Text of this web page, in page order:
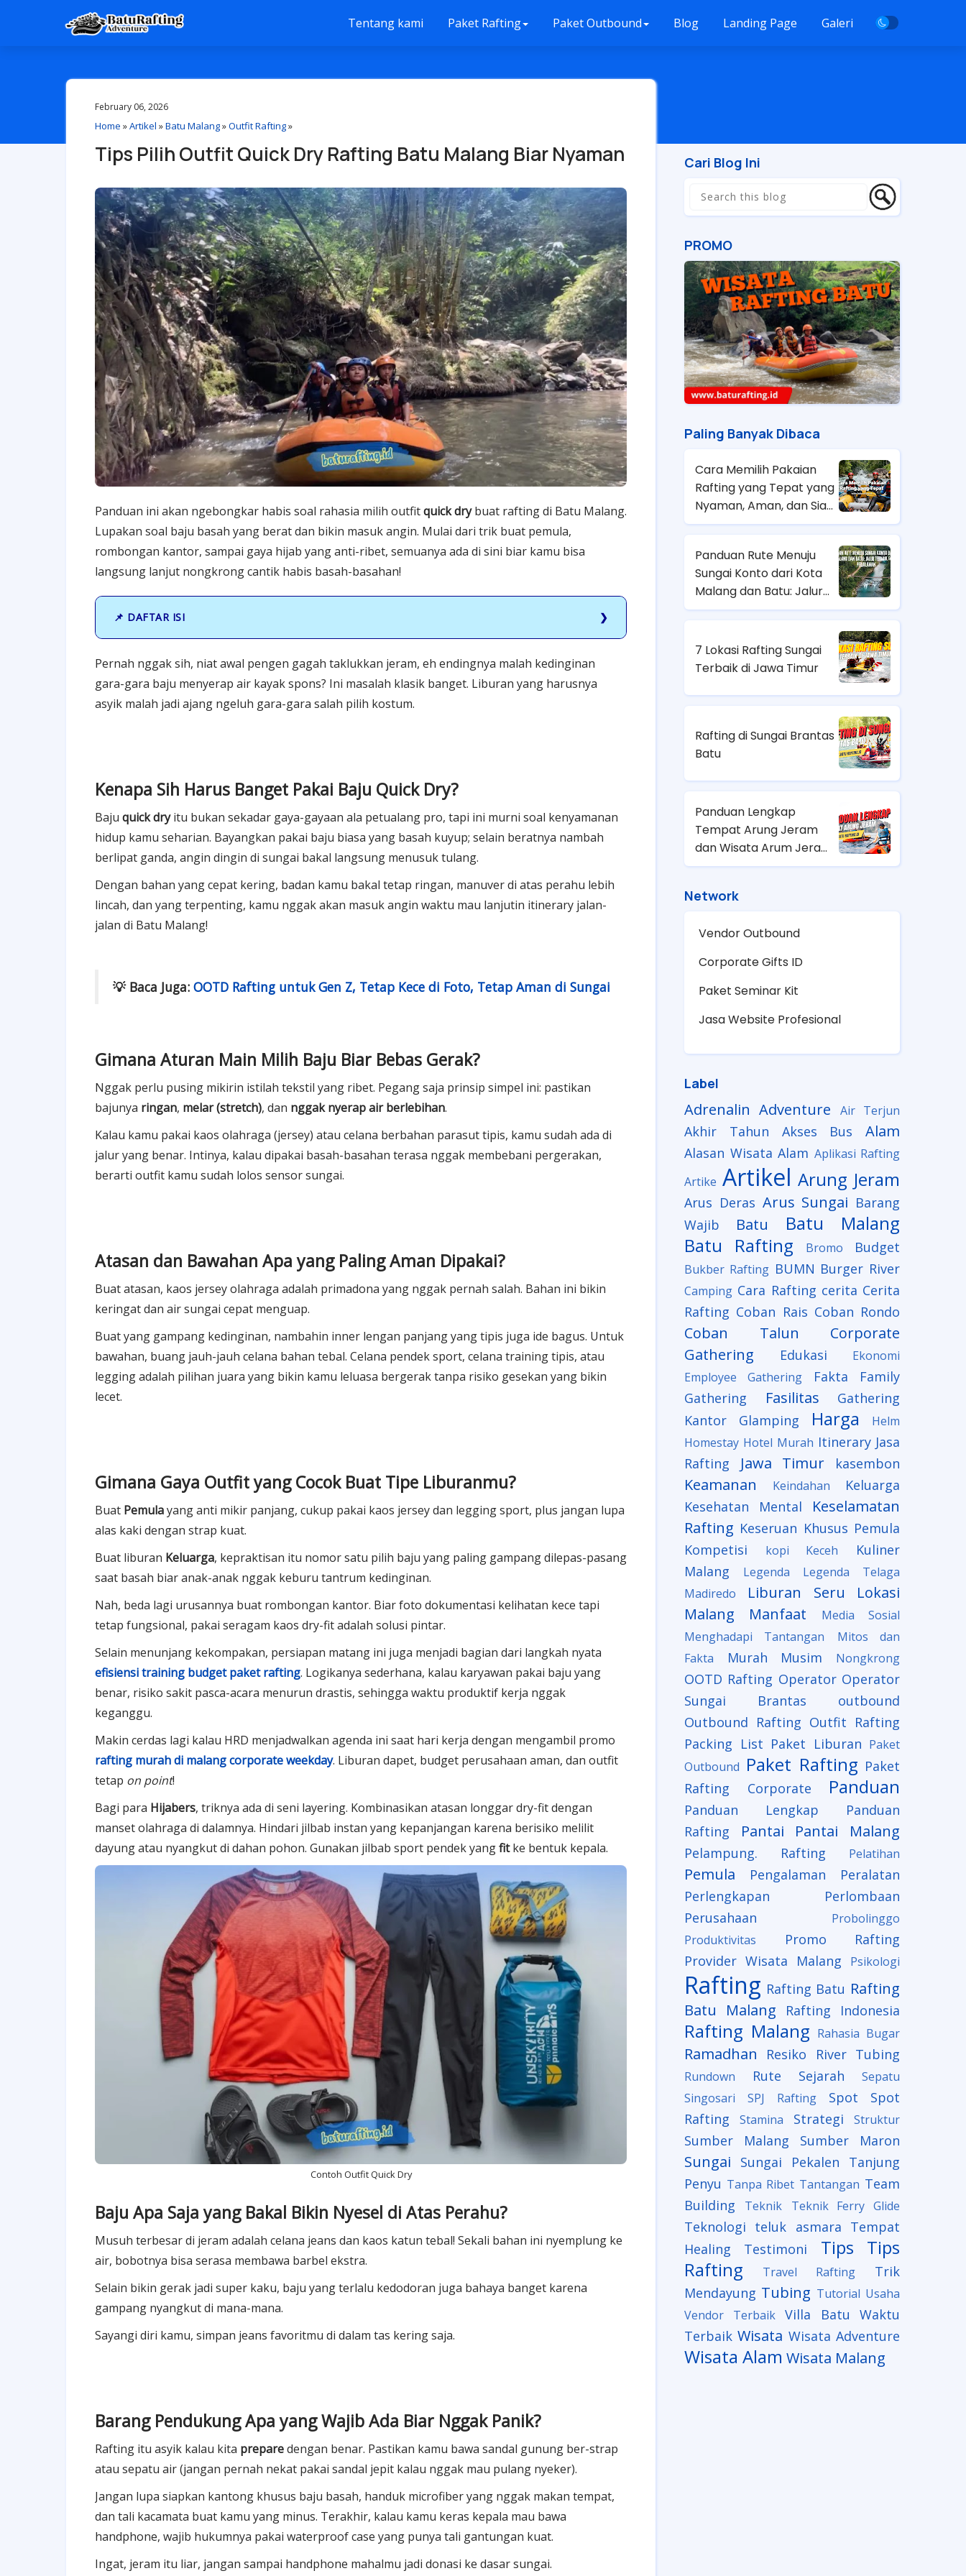
Tentang kami Paket Rafting Paket Outbound Blog Landing Page Galeri
February 06, 2026
Home »Artikel »Batu Malang»Outfit Rafting»
Tips Pilih Outfit Quick Dry Rafting Batu Malang Biar Nyaman
Panduan ini akan ngebongkar habis soal rahasia milih outfitquick drybuat rafting di Batu Malang.
Lupakan soal baju basah yang berat dan bikin masuk angin. Mulai dari trik buat pemula,
rombongan kantor, sampai gaya hijab yang anti-ribet, semuanya ada di sini biar kamu bisa
langsung lanjut nongkrong cantik habis basah-basahan!
📌 DAFTAR ISI
Pernah nggak sih, niat awal pengen gagah taklukkan jeram, eh endingnya malah kedinginan
gara-gara baju menyerap air kayak spons? Ini masalah klasik banget. Liburan yang harusnya
asyik malah jadi ajang ngeluh gara-gara salah pilih kostum.
Kenapa Sih Harus Banget Pakai Baju Quick Dry?
Baju quick dryitu bukan sekadar gaya-gayaan ala petualang pro, tapi ini murni soal kenyamanan
hidup kamu seharian. Bayangkan pakai baju biasa yang basah kuyup; selain beratnya nambah
berlipat ganda, angin dingin di sungai bakal langsung menusuk tulang.
Dengan bahan yang cepat kering, badan kamu bakal tetap ringan, manuver di atas perahu lebih
lincah, dan yang terpenting, kamu nggak akan masuk angin waktu mau lanjutin itinerary jalan-
jalan di Batu Malang!
💡 Baca Juga: OOTD Rafting untuk Gen Z, Tetap Kece di Foto, Tetap Aman di Sungai
Gimana Aturan Main Milih Baju Biar Bebas Gerak?
Nggak perlu pusing mikirin istilah tekstil yang ribet. Pegang saja prinsip simpel ini: pastikan
bajunya ringan, melar (stretch), dan nggak nyerap air berlebihan.
Kalau kamu pakai kaos olahraga (jersey) atau celana berbahan parasut tipis, kamu sudah ada di
jalur yang benar. Intinya, kalau dipakai basah-basahan terasa nggak membebani pergerakan,
berarti outfit kamu sudah lolos sensor sungai.
Atasan dan Bawahan Apa yang Paling Aman Dipakai?
Buat atasan, kaos jersey olahraga adalah primadona yang nggak pernah salah. Bahan ini bikin
keringat dan air sungai cepat menguap.
Buat yang gampang kedinginan, nambahin inner lengan panjang yang tipis juga ide bagus. Untuk
bawahan, buang jauh-jauh celana bahan tebal. Celana pendek sport, celana training tipis, atau
legging adalah pilihan juara yang bikin kamu leluasa bergerak tanpa risiko gesekan yang bikin
lecet.
Gimana Gaya Outfit yang Cocok Buat Tipe Liburanmu?
Buat Pemulayang anti mikir panjang, cukup pakai kaos jersey dan legging sport, plus jangan lupa
alas kaki dengan strap kuat.
Buat liburan Keluarga, kepraktisan itu nomor satu pilih baju yang paling gampang dilepas-pasang
saat basah biar anak-anak nggak keburu tantrum kedinginan.
Nah, beda lagi urusannya buat rombongan kantor. Biar foto dokumentasi kelihatan kece tapi
tetap fungsional, pakai seragam kaos dry-fit adalah solusi pintar.
Selain menunjang kekompakan, persiapan matang ini juga menjadi bagian dari langkah nyata
efisiensi training budget paket rafting. Logikanya sederhana, kalau karyawan pakai baju yang
benar, risiko sakit pasca-acara menurun drastis, sehingga waktu produktif kerja nggak
keganggu.
Makin cerdas lagi kalau HRD menjadwalkan agenda ini saat hari kerja dengan mengambil promo
rafting murah di malang corporate weekday. Liburan dapet, budget perusahaan aman, dan outfit
tetap on point!
Bagi para Hijabers, triknya ada di seni layering. Kombinasikan atasan longgar dry-fit dengan
manset olahraga di dalamnya. Hindari jilbab instan yang kepanjangan karena berisiko melilit
dayung atau nyangkut di dahan pohon. Gunakan jilbab sport pendek yangfitke bentuk kepala.
Contoh Outfit Quick Dry
Baju Apa Saja yang Bakal Bikin Nyesel di Atas Perahu?
Musuh terbesar di jeram adalah celana jeans dan kaos katun tebal! Sekali bahan ini nyemplung ke
air, bobotnya bisa serasa membawa barbel ekstra.
Selain bikin gerak jadi super kaku, baju yang terlalu kedodoran juga bahaya banget karena
gampang nyangkut di mana-mana.
Sayangi diri kamu, simpan jeans favoritmu di dalam tas kering saja.
Barang Pendukung Apa yang Wajib Ada Biar Nggak Panik?
Rafting itu asyik kalau kita preparedengan benar. Pastikan kamu bawa sandal gunung ber-strap
atau sepatu air (jangan pernah nekat pakai sandal jepit kalau nggak mau pulang nyeker).
Jangan lupa siapkan kantong khusus baju basah, handuk microfiber yang nggak makan tempat,
dan tali kacamata buat kamu yang minus. Terakhir, kalau kamu keras kepala mau bawa
handphone, wajib hukumnya pakai waterproof case yang punya tali gantungan kuat.
Ingat, jeram itu liar, jangan sampai handphone mahalmu jadi donasi ke dasar sungai.
Cari Blog Ini
PROMO
Paling Banyak Dibaca
Cara Memilih Pakaian
Rafting yang Tepat yang
Nyaman, Aman, dan Siap
Hadapi Arus
Panduan Rute Menuju
Sungai Konto dari Kota
Malang dan Batu: Jalur
Terbaik & Tips
7 Lokasi Rafting Sungai
Terbaik di Jawa Timur
Rafting di Sungai Brantas
Batu
Panduan Lengkap
Tempat Arung Jeram
dan Wisata Arum Jeram
Terdekat di Indonesia
Network
Vendor Outbound
Corporate Gifts ID
Paket Seminar Kit
Jasa Website Profesional
Label
Adrenalin Adventure Air Terjun
Akhir Tahun Akses Bus Alam
Alasan Wisata Alam Aplikasi Rafting
Artike Artikel Arung Jeram
Arus Deras Arus Sungai Barang
Wajib
Batu
Batu Malang
Batu Rafting
Bromo Budget
Bukber Rafting BUMN Burger River
Camping Cara Rafting cerita Cerita
Rafting Coban Rais Coban Rondo
Coban Talun
Corporate
Gathering
Edukasi
Ekonomi
Employee Gathering
Fakta
Family
Gathering
Fasilitas
Gathering
Kantor
Glamping Harga
Helm
Homestay Hotel Murah Itinerary Jasa
Rafting
Jawa Timur kasembon
Keamanan Keindahan
Keluarga
Kesehatan Mental
Keselamatan
Rafting Keseruan Khusus Pemula
Kompetisi
kopi Keceh
Kuliner
Malang
Legenda
Legenda Telaga
Madiredo
Liburan Seru
Lokasi
Malang
Manfaat
Media Sosial
Menghadapi Tantangan
Mitos dan
Fakta
Murah Musim Nongkrong
OOTD Rafting Operator Operator
Sungai Brantas
outbound
Outbound Rafting Outfit Rafting
Packing List Paket Liburan Paket
Outbound Paket Rafting Paket
Rafting Corporate
Panduan
Panduan Lengkap
Panduan
Rafting
Pantai Pantai Malang
Pelampung. Rafting Pelatihan
Pemula Pengalaman
Peralatan
Perlengkapan
Perlombaan
Perusahaan
Probolinggo
Produktivitas
Promo Rafting
Provider Wisata Malang
Psikologi
Rafting Rafting Batu Rafting
Batu Malang
Rafting Indonesia
Rafting Malang Rahasia Bugar
Ramadhan Resiko River Tubing
Rundown Rute Sejarah
Sepatu
Singosari
SPJ Rafting Spot
Spot
Rafting
Stamina Strategi Struktur
Sumber Malang Sumber Maron
Sungai Sungai Pekalen
Tanjung
Penyu Tanpa Ribet Tantangan Team
Building
Teknik Teknik Ferry Glide
Teknologi teluk asmara Tempat
Healing
Testimoni Tips
Tips
Rafting
Travel Rafting
Trik
Mendayung Tubing Tutorial Usaha
Vendor Terbaik
Villa Batu
Waktu
Terbaik Wisata Wisata Adventure
Wisata Alam Wisata Malang